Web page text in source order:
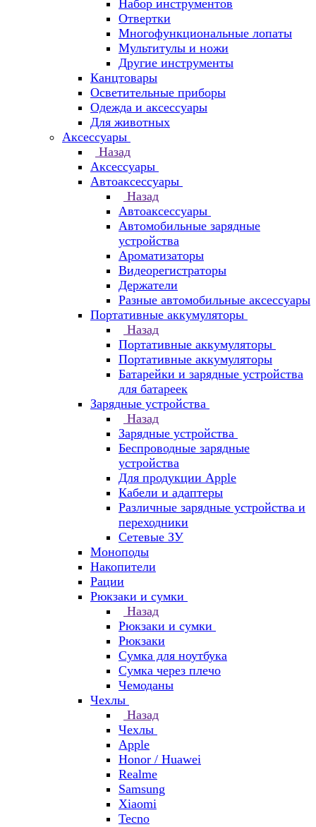
Набор инструментов
Отвертки
Многофункциональные лопаты
Мультитулы и ножи
Другие инструменты
Канцтовары
Осветительные приборы
Одежда и аксессуары
Для животных
Аксессуары
Назад
Аксессуары
Автоаксессуары
Назад
Автоаксессуары
Автомобильные зарядные
устройства
Ароматизаторы
Видеорегистраторы
Держатели
Разные автомобильные аксессуары
Портативные аккумуляторы
Назад
Портативные аккумуляторы
Портативные аккумуляторы
Батарейки и зарядные устройства
для батареек
Зарядные устройства
Назад
Зарядные устройства
Беспроводные зарядные
устройства
Для продукции Apple
Кабели и адаптеры
Различные зарядные устройства и
переходники
Сетевые ЗУ
Моноподы
Накопители
Рации
Рюкзаки и сумки
Назад
Рюкзаки и сумки
Рюкзаки
Сумка для ноутбука
Сумка через плечо
Чемоданы
Чехлы
Назад
Чехлы
Apple
Honor / Huawei
Realme
Samsung
Xiaomi
Tecno